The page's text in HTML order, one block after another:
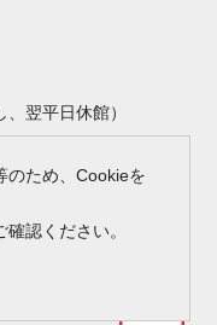
のため、Cookieを
確認ください。
翌平日休館）